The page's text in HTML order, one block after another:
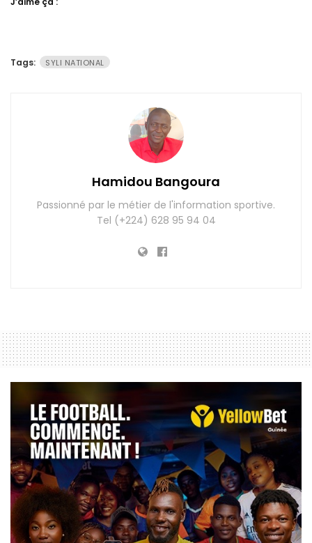
Tags: SYLI NATIONAL
Hamidou Bangoura
Passionné par le métier de l'information sportive.
Tel (+224) 628 95 94 04